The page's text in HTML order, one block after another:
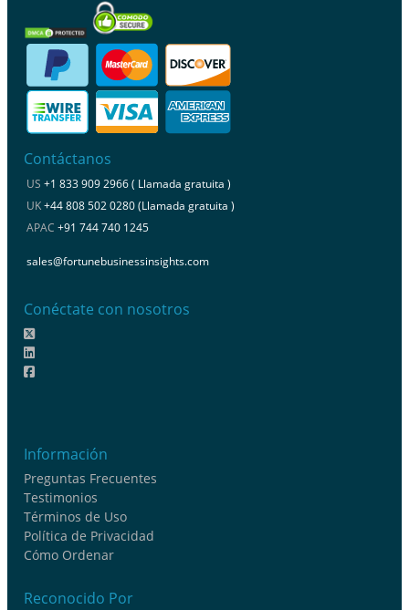
Contáctanos
US +1 833 909 2966 ( Llamada gratuita )
UK+44 808 502 0280 (Llamada gratuita )
APAC +91 744 740 1245
sales@fortunebusinessinsights.com
Conéctate con nosotros
Información
Preguntas Frecuentes
Testimonios
Términos de Uso
Política de Privacidad
Cómo Ordenar
Reconocido Por